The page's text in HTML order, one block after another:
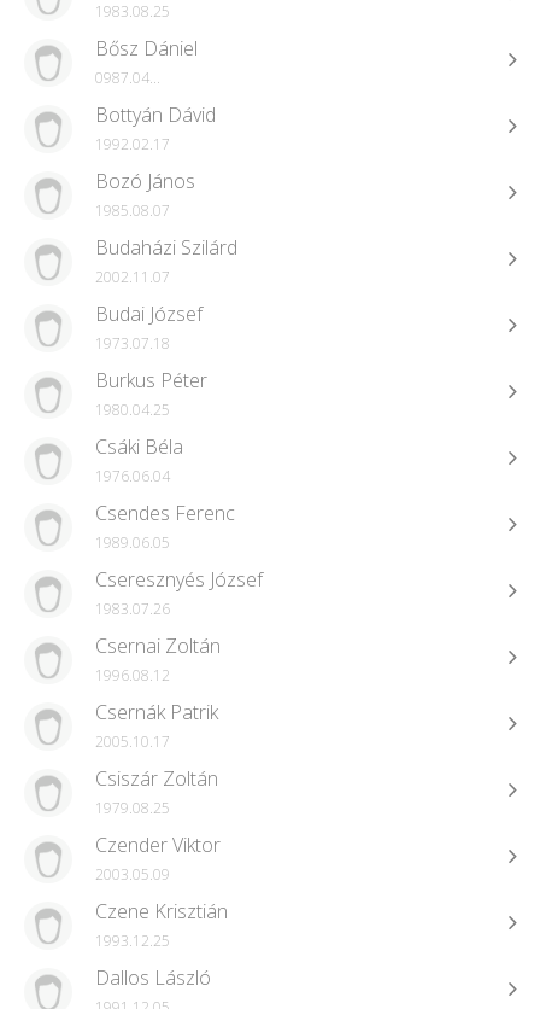
1983.08.25
Bősz Dániel
0987.04...
Bottyán Dávid
1992.02.17
Bozó János
1985.08.07
Budaházi Szilárd
2002.11.07
Budai József
1973.07.18
Burkus Péter
1980.04.25
Csáki Béla
1976.06.04
Csendes Ferenc
1989.06.05
Cseresznyés József
1983.07.26
Csernai Zoltán
1996.08.12
Csernák Patrik
2005.10.17
Csiszár Zoltán
1979.08.25
Czender Viktor
2003.05.09
Czene Krisztián
1993.12.25
Dallos László